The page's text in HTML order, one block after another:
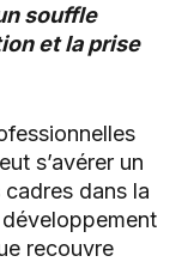
souffle
et la prise
s’avérer un
dans la
recouvre